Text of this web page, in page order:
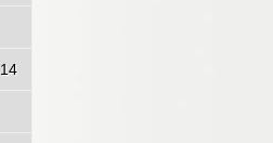
14